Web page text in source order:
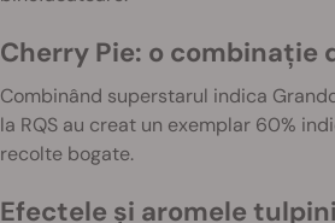
Cherry Pie: o combinație
Combinând superstarul indica
la RQS au creat un exemplar 60%
recolte bogate.
Efectele și aromele